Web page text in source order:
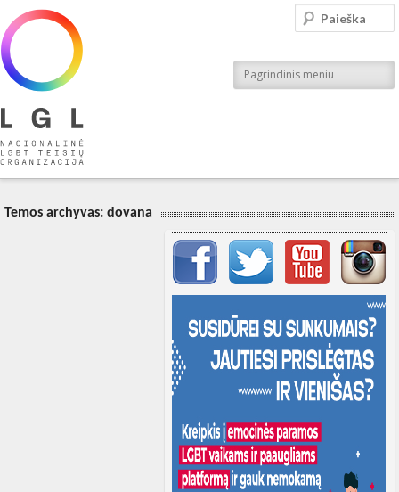
Nacionalinė LGBT teisių organizacija
Pagrindinis meniu
Paieška
Temos archyvas: dovana
Svarbių įrašų meniu